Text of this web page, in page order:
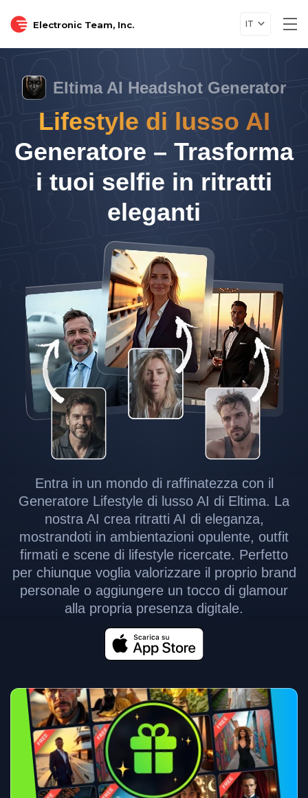
Electronic Team, Inc. IT
Eltima AI Headshot Generator
Lifestyle di lusso AI
Generatore – Trasforma
i tuoi selfie in ritratti
eleganti
Entra in un mondo di raffinatezza con il
Generatore Lifestyle di lusso AI di Eltima. La
nostra AI crea ritratti AI di eleganza,
mostrandoti in ambientazioni opulente, outfit
firmati e scene di lifestyle ricercate. Perfetto
per chiunque voglia valorizzare il proprio brand
personale o aggiungere un tocco di glamour
alla propria presenza digitale.